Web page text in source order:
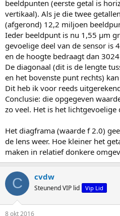
beeldpunten (eerste getal is
vertikaal). Als je die twee
(afgerond) 12,2 miljoen
Ieder beeldpunt is nu 1,55 µm
gevoelige deel van de sensor is
en de hoogte bedraagt dan
De diagonaal (dit is de lengte
en het bovenste punt rechts)
Dit heb ik voor reeds
Conclusie: die opgegeven
zo veel. Het is het lichtgevoelige
Het diagframa (waarde f 2.0)
de lens weer. Hoe kleiner het
maken in relatief donkere
C cvdw
Steunend VIP lid Vip Lid
8 okt 2016